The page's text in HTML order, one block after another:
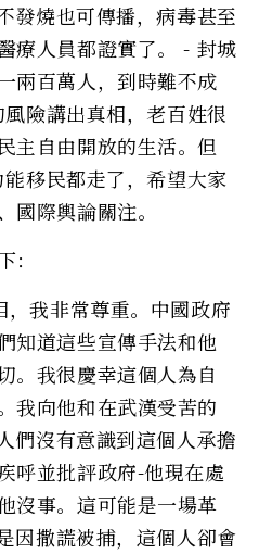
發燒也可傳播，病毒甚至
療人員都證實了。 - 封城
兩百萬人，到時難不成
險講出真相，老百姓很
主自由開放的生活。但
移民都走了，希望大家
國際輿論關注。
我非常尊重。中國政府
知道這些宣傳手法和他
。我很慶幸這個人為自
我向他和在武漢受苦的
們沒有意識到這個人承擔
呼並批評政府-他現在處
沒事。這可能是一場革
因撒謊被捕，這個人卻會